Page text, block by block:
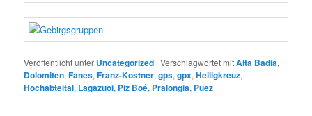
Veröffentlicht unter Uncategorized |Verschlagwortet mitAlta Badia,
Dolomiten,Fanes,Franz-Kostner,gps,gpx,Heiligkreuz,
Hochabteital, Lagazuoi, Piz Boé, Pralongia, Puez